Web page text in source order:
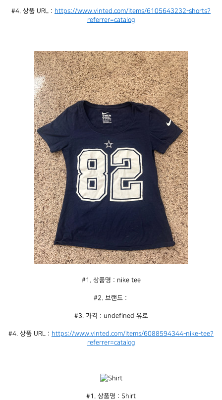
#4. 상품 URL : https://www.vinted.com/items/6105643232-shorts?
referrer=catalog
#1. 상품명 : nike tee
#2. 브랜드 :
#3. 가격 : undefined 유로
#4. 상품 URL : https://www.vinted.com/items/6088594344-nike-tee?
referrer=catalog
#1. 상품명 : Shirt